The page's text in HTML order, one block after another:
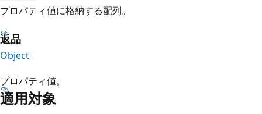
プロパティ値に格納する配列。
返品
Object
プロパティ値。
適用対象